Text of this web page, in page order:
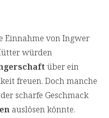
Einnahme von Ingwer
würden
über ein
freuen. Doch manche
scharfe Geschmack
auslösen könnte.